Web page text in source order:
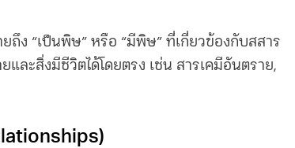
ถึง “เป็นพิษ” หรือ “มีพิษ” ที่เกี่ยวข้องกับสสาร
ละสิ่งมีชีวิตได้โดยตรง เช่น สารเคมีอันตราย,